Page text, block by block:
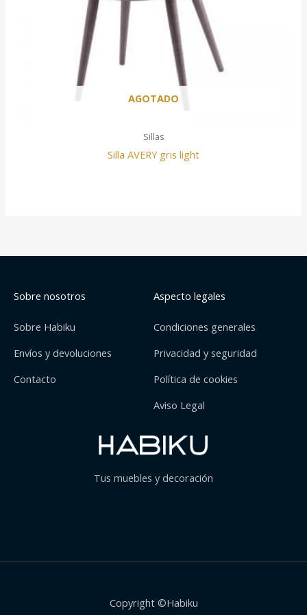
AGOTADO
Sillas
Silla AVERY gris light
Sobre nosotros
Sobre Habiku
Envíos y devoluciones
Contacto
Aspecto legales
Condiciones generales
Privacidad y seguridad
Política de cookies
Aviso Legal
Tus muebles y decoración
Copyright ©Habiku